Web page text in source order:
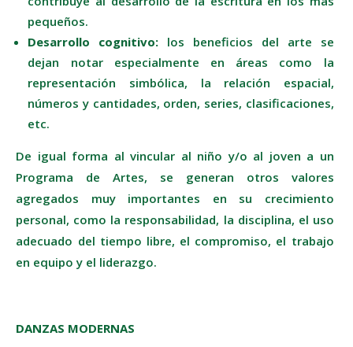
pequeños.
Desarrollo cognitivo: los beneficios del arte se
dejan notar especialmente en áreas como la
representación simbólica, la relación espacial,
números y cantidades, orden, series, clasificaciones,
etc.
De igual forma al vincular al niño y/o al joven a un
Programa de Artes, se generan otros valores
agregados muy importantes en su crecimiento
personal, como la responsabilidad, la disciplina, el uso
adecuado del tiempo libre, el compromiso, el trabajo
en equipo y el liderazgo.
DANZAS MODERNAS